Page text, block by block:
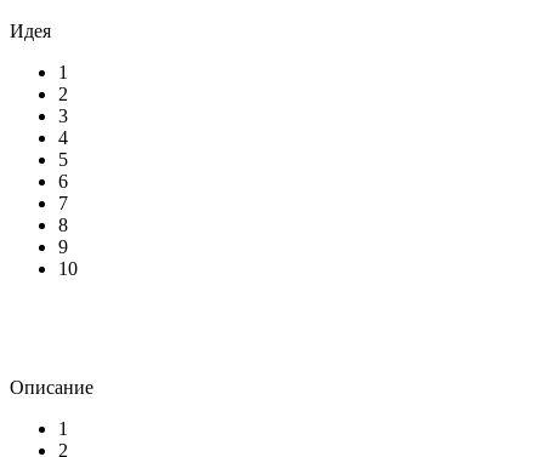
Идея
1
2
3
4
5
6
7
8
9
10
Описание
1
2